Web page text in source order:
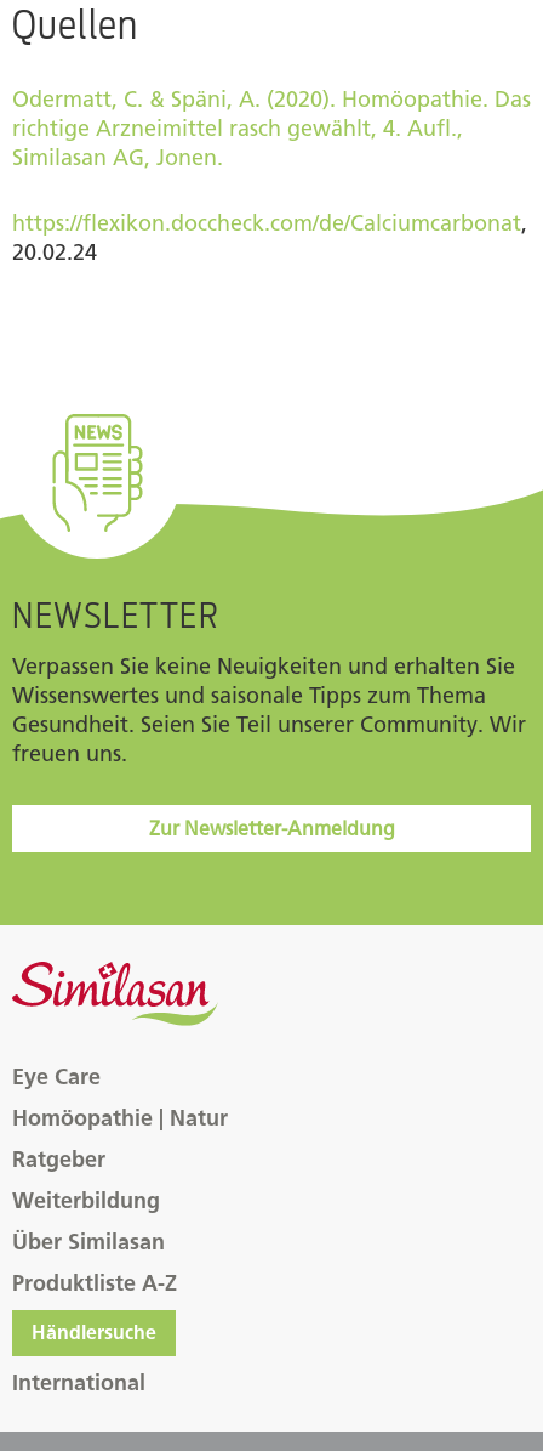
Quellen
Odermatt, C. & Späni, A. (2020). Homöopathie. Das
richtige Arzneimittel rasch gewählt, 4. Aufl.,
Similasan AG, Jonen.
https://flexikon.doccheck.com/de/Calciumcarbonat,
20.02.24
NEWSLETTER
Verpassen Sie keine Neuigkeiten und erhalten Sie
Wissenswertes und saisonale Tipps zum Thema
Gesundheit. Seien Sie Teil unserer Community. Wir
freuen uns.
Zur Newsletter-Anmeldung
Eye Care
Homöopathie | Natur
Ratgeber
Weiterbildung
Über Similasan
Produktliste A-Z
Händlersuche
International